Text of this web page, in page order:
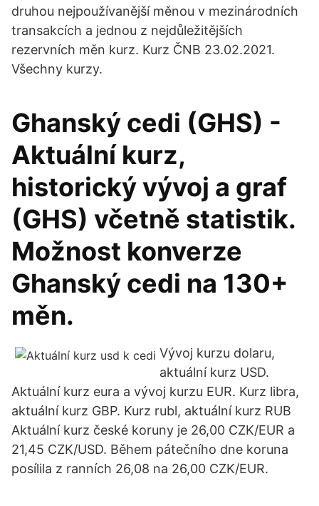
druhou nejpoužívanější měnou v mezinárodních
transakcích a jednou z nejdůležitějších
rezervních měn kurz. Kurz ČNB 23.02.2021.
Všechny kurzy.
Ghanský cedi (GHS) -
Aktuální kurz,
historický vývoj a graf
(GHS) včetně statistik.
Možnost konverze
Ghanský cedi na 130+
měn.
Vývoj kurzu dolaru,
aktuální kurz USD.
Aktuální kurz eura a vývoj kurzu EUR. Kurz libra,
aktuální kurz GBP. Kurz rubl, aktuální kurz RUB
Aktuální kurz české koruny je 26,00 CZK/EUR a
21,45 CZK/USD. Během pátečního dne koruna
posílila z ranních 26,08 na 26,00 CZK/EUR.